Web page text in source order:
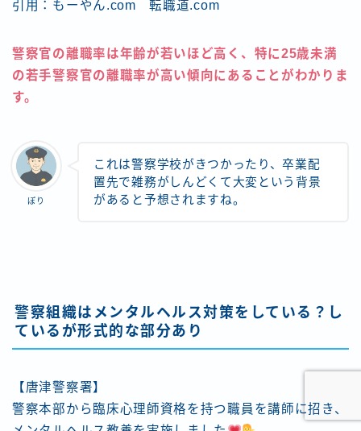
Follow Me
引用：もーやん.com 転職道.com
警察官の離職率は年齢が若いほど高く、特に25歳未満
の若手警察官の離職率が高い傾向にあることがわかりま
す。
ぽり
これは警察学校がきつかったり、卒業配
置先で雑務がしんどくて大変という背景
があると予想されますね。
警察組織はメンタルヘルス対策をしている？し
ているが形式的な部分あり
【唐津警察署】
警察本部から臨床心理師資格を持つ職員を講師に招き、